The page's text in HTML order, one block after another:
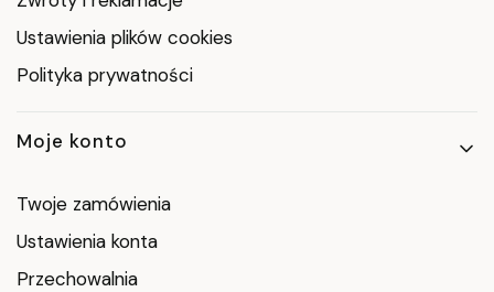
Ustawienia plików cookies
Polityka prywatności
Moje konto
Twoje zamówienia
Ustawienia konta
Przechowalnia